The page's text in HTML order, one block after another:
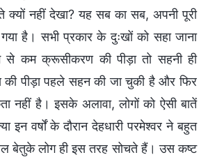
क्यों नहीं देखा? यह सब का सब, अपनी पूरी
है। सभी प्रकार के दुःखों को सहा जाना
कम क्रूसीकरण की पीड़ा तो सहनी ही
की पीड़ा पहले सहन की जा चुकी है और फिर
नहीं है। इसके अलावा, लोगों को ऐसी बातें
इन वर्षों के दौरान देहधारी परमेश्वर ने बहुत
बेतुके लोग ही इस तरह सोचते हैं। उस कष्ट